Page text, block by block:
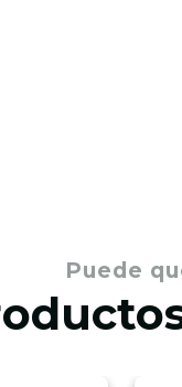
Puede